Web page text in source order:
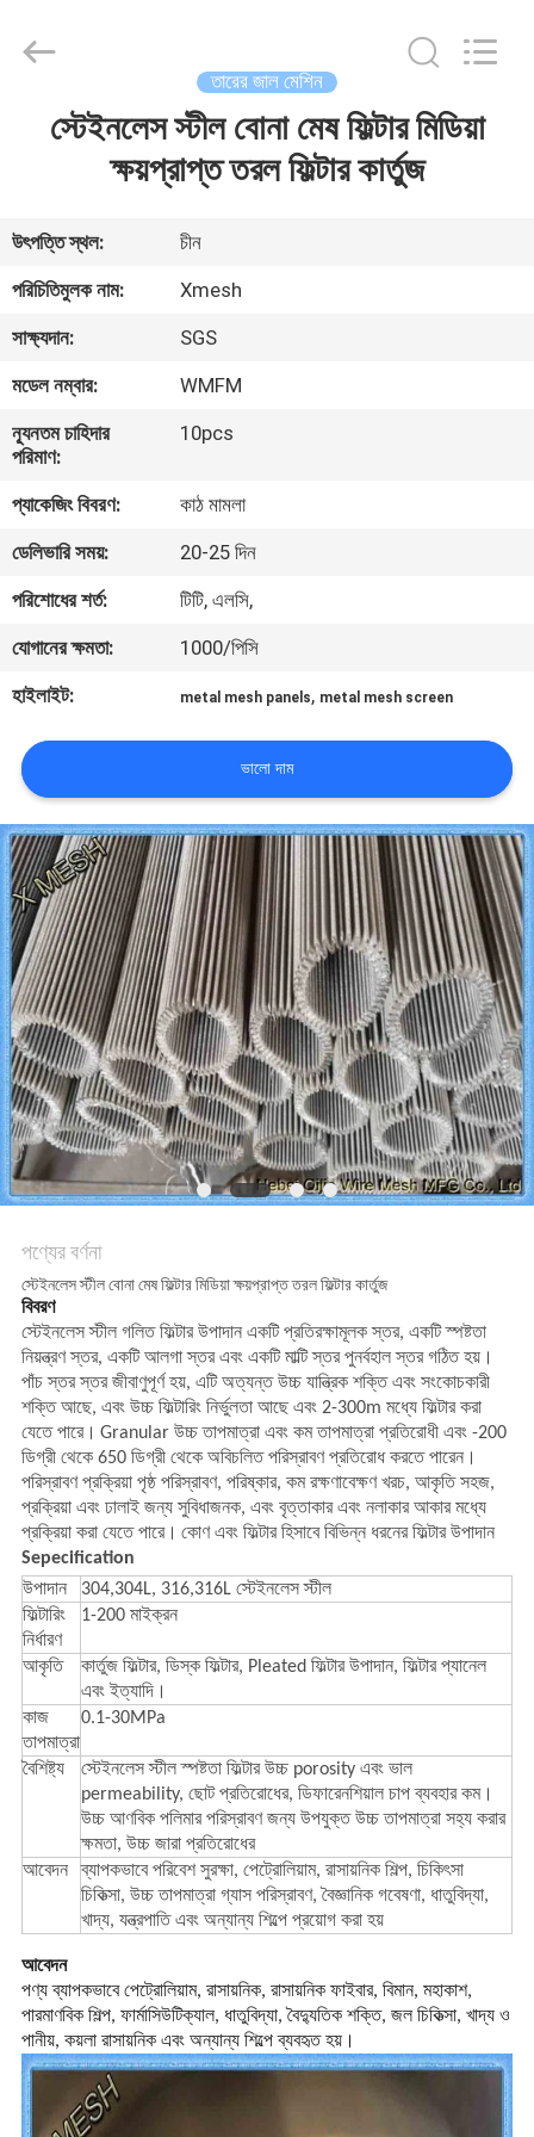
আমাদের
সম্পর্কে
কারখানা
ভ্রমণ
মান
নিয়ন্ত্রণ
যোগাযোগ
করুন
উদ্ধৃতির
জন্য
আবেদন
সাইট
ম্যাপ
PRIVACY
POLICY
MFG
Reserved.
তারের জাল মেশিন
স্টেইনলেস স্টীল বোনা মেষ ফিল্টার মিডিয়া
ক্ষয়প্রাপ্ত তরল ফিল্টার কার্তুজ
উৎপত্তি স্থল:
চীন
পরিচিতিমুলক নাম:
Xmesh
সাক্ষ্যদান:
SGS
মডেল নম্বার:
WMFM
ন্যূনতম চাহিদার
পরিমাণ:
10pcs
প্যাকেজিং বিবরণ:
কাঠ মামলা
ডেলিভারি সময়:
20-25 দিন
পরিশোধের শর্ত:
টিটি, এলসি,
যোগানের ক্ষমতা:
1000/পিসি
হাইলাইট:
metal mesh panels, metal mesh screen
ভালো দাম
পণ্যের বর্ণনা
স্টেইনলেস স্টীল বোনা মেষ ফিল্টার মিডিয়া ক্ষয়প্রাপ্ত তরল ফিল্টার কার্তুজ
বিবরণ
স্টেইনলেস স্টীল গলিত ফিল্টার উপাদান একটি প্রতিরক্ষামূলক স্তর, একটি স্পষ্টতা
নিয়ন্ত্রণ স্তর, একটি আলগা স্তর এবং একটি মাল্টি স্তর পুনর্বহাল স্তর গঠিত হয়।
পাঁচ স্তর স্তর জীবাণুপূর্ণ হয়, এটি অত্যন্ত উচ্চ যান্ত্রিক শক্তি এবং সংকোচকারী
শক্তি আছে, এবং উচ্চ ফিল্টারিং নির্ভুলতা আছে এবং 2-300m মধ্যে ফিল্টার করা
যেতে পারে। Granular উচ্চ তাপমাত্রা এবং কম তাপমাত্রা প্রতিরোধী এবং -200
ডিগ্রী থেকে 650 ডিগ্রী থেকে অবিচলিত পরিস্রাবণ প্রতিরোধ করতে পারেন।
পরিস্রাবণ প্রক্রিয়া পৃষ্ঠ পরিস্রাবণ, পরিষ্কার, কম রক্ষণাবেক্ষণ খরচ, আকৃতি সহজ,
প্রক্রিয়া এবং ঢালাই জন্য সুবিধাজনক, এবং বৃত্তাকার এবং নলাকার আকার মধ্যে
প্রক্রিয়া করা যেতে পারে। কোণ এবং ফিল্টার হিসাবে বিভিন্ন ধরনের ফিল্টার উপাদান
Sepecification
উপাদান
304,304L, 316,316L স্টেইনলেস স্টীল
ফিল্টারিং
নির্ধারণ
1-200 মাইক্রন
আকৃতি
কার্তুজ ফিল্টার, ডিস্ক ফিল্টার, Pleated ফিল্টার উপাদান, ফিল্টার প্যানেল
এবং ইত্যাদি।
কাজ
তাপমাত্রা
0.1-30MPa
বৈশিষ্ট্য
স্টেইনলেস স্টীল স্পষ্টতা ফিল্টার উচ্চ porosity এবং ভাল
permeability, ছোট প্রতিরোধের, ডিফারেনশিয়াল চাপ ব্যবহার কম।
উচ্চ আণবিক পলিমার পরিস্রাবণ জন্য উপযুক্ত উচ্চ তাপমাত্রা সহ্য করার
ক্ষমতা, উচ্চ জারা প্রতিরোধের
আবেদন
ব্যাপকভাবে পরিবেশ সুরক্ষা, পেট্রোলিয়াম, রাসায়নিক শিল্প, চিকিৎসা
চিকিত্সা, উচ্চ তাপমাত্রা গ্যাস পরিস্রাবণ, বৈজ্ঞানিক গবেষণা, ধাতুবিদ্যা,
খাদ্য, যন্ত্রপাতি এবং অন্যান্য শিল্পে প্রয়োগ করা হয়
আবেদন
পণ্য ব্যাপকভাবে পেট্রোলিয়াম, রাসায়নিক, রাসায়নিক ফাইবার, বিমান, মহাকাশ,
পারমাণবিক শিল্প, ফার্মাসিউটিক্যাল, ধাতুবিদ্যা, বৈদ্যুতিক শক্তি, জল চিকিত্সা, খাদ্য ও
পানীয়, কয়লা রাসায়নিক এবং অন্যান্য শিল্পে ব্যবহৃত হয়।